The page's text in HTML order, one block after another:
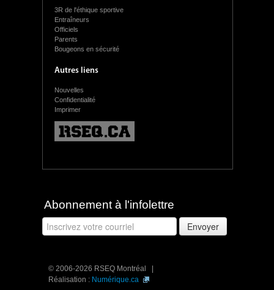
3R de l'éthique sportive
Entraîneurs
Officiels
Parents
Bougeons en sécurité
Autres liens
Nouvelles
Confidentialité
Imprimer
Abonnement à l'infolettre
© 2006-2026 RSEQ Montréal |
Réalisation : Numérique.ca